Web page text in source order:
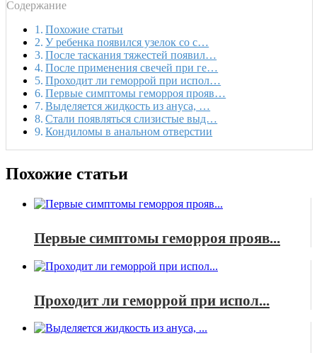
Содержание
Похожие статьи
У ребенка появился узелок со с…
После таскания тяжестей появил…
После применения свечей при ге…
Проходит ли геморрой при испол…
Первые симптомы геморроя прояв…
Выделяется жидкость из ануса, …
Стали появляться слизистые выд…
Кондиломы в анальном отверстии
Похожие статьи
Первые симптомы геморроя прояв...
Проходит ли геморрой при испол...